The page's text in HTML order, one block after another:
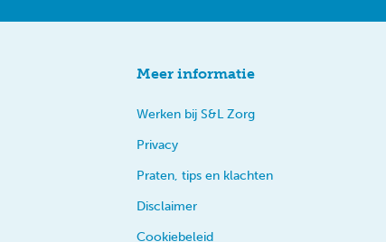
Meer informatie
Werken bij S&L Zorg
Privacy
Praten, tips en klachten
Disclaimer
Cookiebeleid